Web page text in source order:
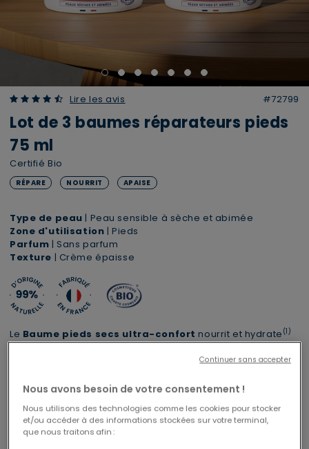
4.90 out of 5 Customer Rating
Lire les avis #72799
Lot de 3 baumes réparateurs pieds
75 ml
Certifié Bio
RÉPARE NOURRIT APAISE
Type de peau | Peau sensible à sèche et abimée
Zone d'utilisation | Pieds
Parfum | Sans parfum
Texture | Crème épaisse
Le Baume pieds secs ultra-confortnourrit et hydrate (1)
intensément. Il répare les talons abimés, réduit les
callosités et apporte confort à la peau des pieds secs et
sécheresse.
Nous avons besoin de votre consentement !
Nous utilisons des technologies comme les cookies pour stocker
et/ou accéder à des informations stockées sur votre terminal,
que nous traitons afin :
Continuer sans accepter